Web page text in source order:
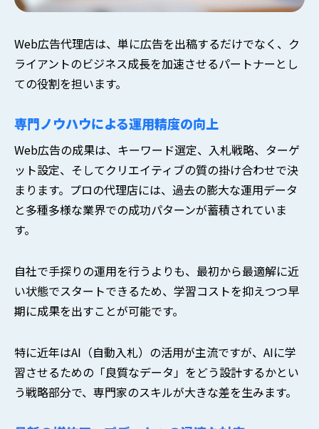
Web広告代理店は、単に広告を出稿するだけでなく、ク
ライアントのビジネス成長を加速させるパートナーとし
ての役割を担います。
専門ノウハウによる運用精度の向上
Web広告の成果は、キーワード選定、入札戦略、ターゲ
ット設定、そしてクリエイティブの質の掛け合わせで決
まります。プロの代理店には、過去の膨大な運用データ
と多種多様な業界での成功パターンが蓄積されていま
す。
自社で手探りの運用を行うよりも、最初から最適解に近
い状態でスタートできるため、学習コストを抑えつつ早
期に成果を出すことが可能です。
特に近年はAI（自動入札）の活用が主流ですが、AIに学
習させるための「良質なデータ」をどう設計するかとい
う戦略部分で、専門家のスキルが大きな差を生みます。